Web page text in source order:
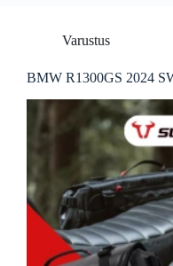
Varustus
BMW R1300GS 2024